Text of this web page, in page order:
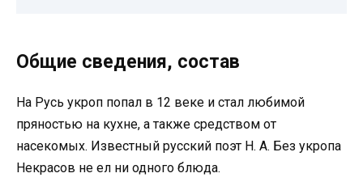
Общие сведения, состав
На Русь укроп попал в 12 веке и стал любимой
пряностью на кухне, а также средством от
насекомых. Известный русский поэт Н. А. Без укропа
Некрасов не ел ни одного блюда.